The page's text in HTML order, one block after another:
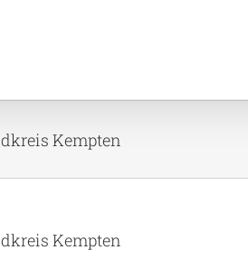
Kempten
Kempten